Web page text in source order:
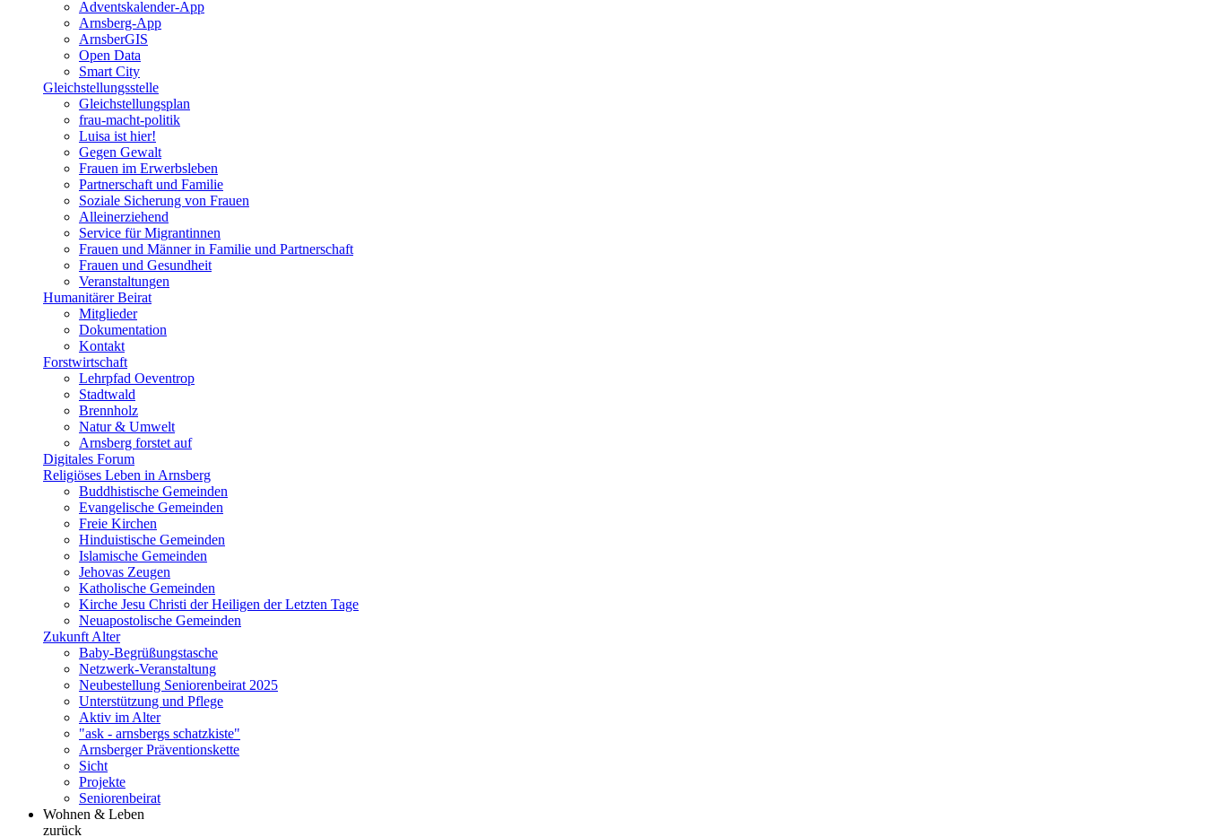
Adventskalender-App
Arnsberg-App
ArnsberGIS
Open Data
Smart City
Gleichstellungsstelle
Gleichstellungsplan
frau-macht-politik
Luisa ist hier!
Gegen Gewalt
Frauen im Erwerbsleben
Partnerschaft und Familie
Soziale Sicherung von Frauen
Alleinerziehend
Service für Migrantinnen
Frauen und Männer in Familie und Partnerschaft
Frauen und Gesundheit
Veranstaltungen
Humanitärer Beirat
Mitglieder
Dokumentation
Kontakt
Forstwirtschaft
Lehrpfad Oeventrop
Stadtwald
Brennholz
Natur & Umwelt
Arnsberg forstet auf
Digitales Forum
Religiöses Leben in Arnsberg
Buddhistische Gemeinden
Evangelische Gemeinden
Freie Kirchen
Hinduistische Gemeinden
Islamische Gemeinden
Jehovas Zeugen
Katholische Gemeinden
Kirche Jesu Christi der Heiligen der Letzten Tage
Neuapostolische Gemeinden
Zukunft Alter
Baby-Begrüßungstasche
Netzwerk-Veranstaltung
Neubestellung Seniorenbeirat 2025
Unterstützung und Pflege
Aktiv im Alter
"ask - arnsbergs schatzkiste"
Arnsberger Präventionskette
Sicht
Projekte
Seniorenbeirat
Wohnen & Leben
zurück